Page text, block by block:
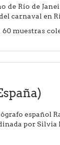
de Río de
carnaval en
muestras
español
por